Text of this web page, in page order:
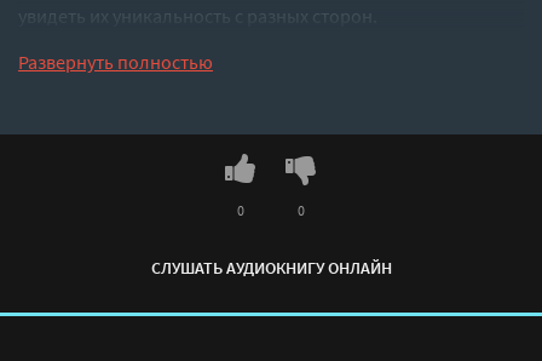
увидеть их уникальность с разных сторон.
Развернуть полностью
СЛУШАТЬ АУДИОКНИГУ ОНЛАЙН
0 0